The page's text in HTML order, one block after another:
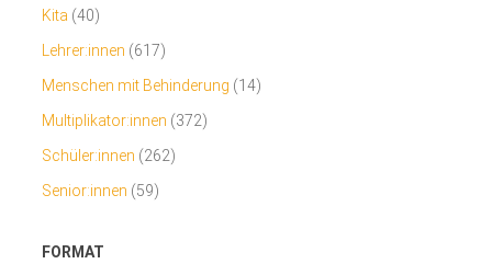
Kita (40)
Lehrer:innen (617)
Menschen mit Behinderung (14)
Multiplikator:innen (372)
Schüler:innen (262)
Senior:innen (59)
FORMAT